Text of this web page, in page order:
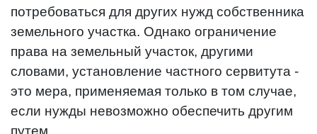
потребоваться для других нужд собственника
земельного участка. Однако ограничение
права на земельный участок, другими
словами, установление частного сервитута -
это мера, применяемая только в том случае,
если нужды невозможно обеспечить другим
путем.